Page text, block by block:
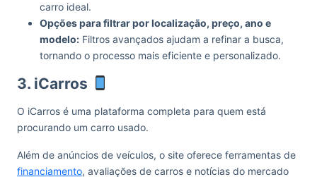
carro ideal.
Opções para filtrar por localização, preço, ano e
modelo: Filtros avançados ajudam a refinar a busca,
tornando o processo mais eficiente e personalizado.
3. iCarros
O iCarros é uma plataforma completa para quem está
procurando um carro usado.
Além de anúncios de veículos, o site oferece ferramentas de
financiamento, avaliações de carros e notícias do mercado